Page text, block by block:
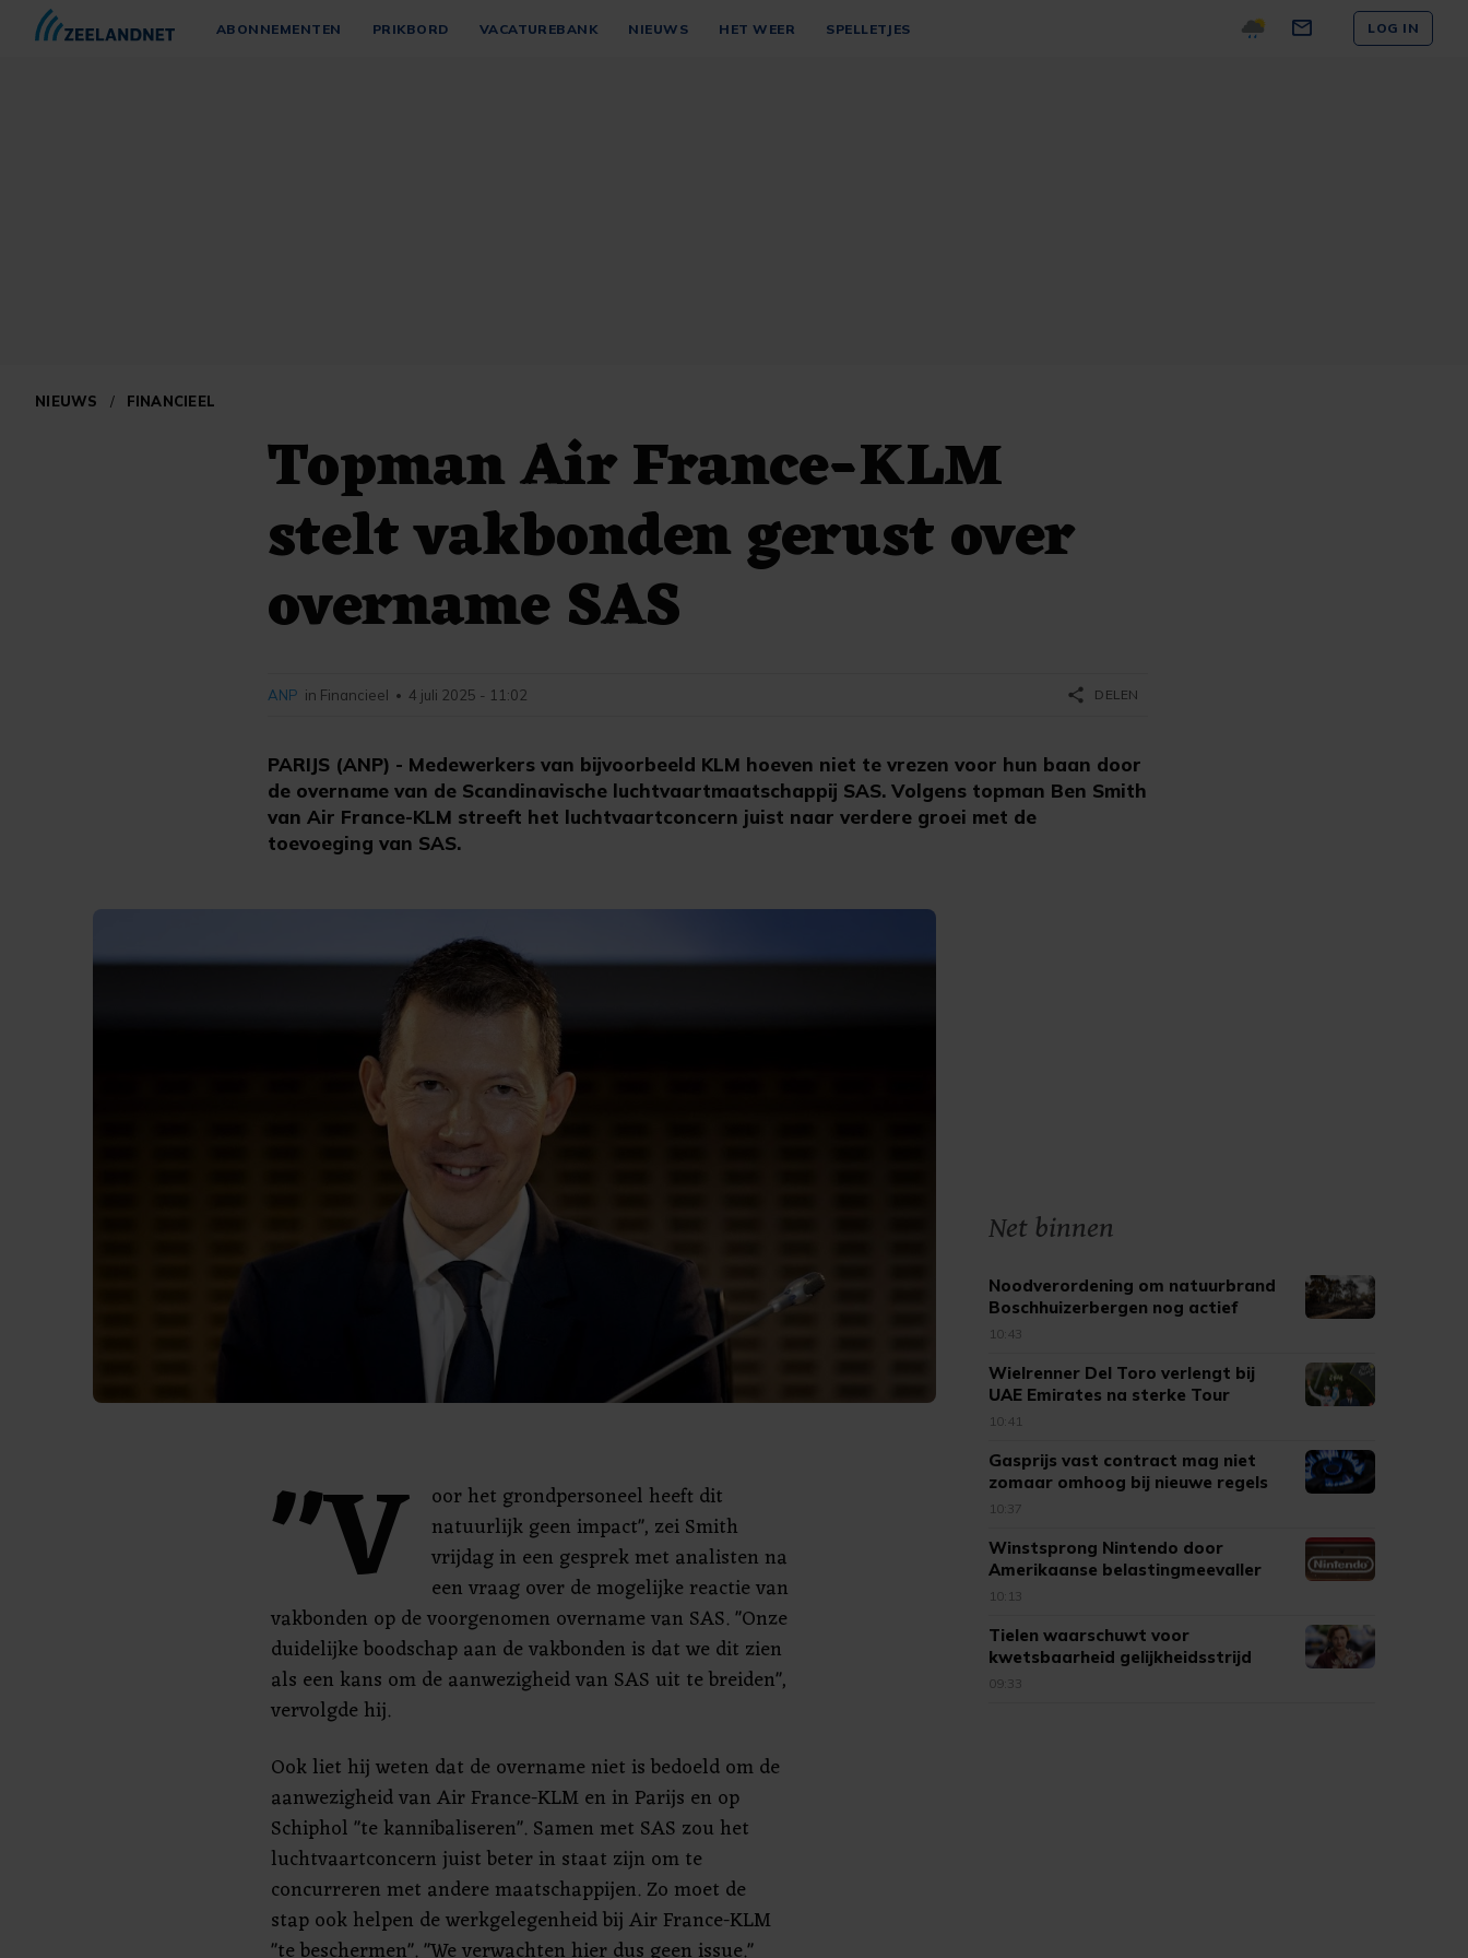
ABONNEMENTEN PRIKBORD VACATUREBANK NIEUWS HET WEER SPELLETJES LOG IN
NIEUWS / FINANCIEEL
Topman Air France-KLM
stelt vakbonden gerust over
overname SAS
PARIJS (ANP) - Medewerkers van bijvoorbeeld KLM hoeven niet te vrezen voor hun baan door
de overname van de Scandinavische luchtvaartmaatschappij SAS. Volgens topman Ben Smith
van Air France-KLM streeft het luchtvaartconcern juist naar verdere groei met de
toevoeging van SAS.
ANP in Financieel • 4 juli 2025 - 11:02 share DELEN
"V
oor het grondpersoneel heeft dit
natuurlijk geen impact", zei Smith
vrijdag in een gesprek met analisten na
een vraag over de mogelijke reactie van
vakbonden op de voorgenomen overname van SAS. "Onze
duidelijke boodschap aan de vakbonden is dat we dit zien
als een kans om de aanwezigheid van SAS uit te breiden",
vervolgde hij.
Ook liet hij weten dat de overname niet is bedoeld om de
aanwezigheid van Air France-KLM en in Parijs en op
Schiphol "te kannibaliseren". Samen met SAS zou het
luchtvaartconcern juist beter in staat zijn om te
concurreren met andere maatschappijen. Zo moet de
stap ook helpen de werkgelegenheid bij Air France-KLM
Net binnen
Noodverordening om natuurbrand
Boschhuizerbergen nog actief
10:43
Wielrenner Del Toro verlengt bij
UAE Emirates na sterke Tour
10:41
Gasprijs vast contract mag niet
zomaar omhoog bij nieuwe regels
10:37
Winstsprong Nintendo door
Amerikaanse belastingmeevaller
10:13
Tielen waarschuwt voor
kwetsbaarheid gelijkheidsstrijd
09:33